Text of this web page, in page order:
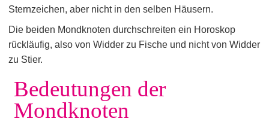
Sternzeichen, aber nicht in den selben Häusern.
Die beiden Mondknoten durchschreiten ein Horoskop
rückläufig, also von Widder zu Fische und nicht von Widder
zu Stier.
Bedeutungen der
Mondknoten